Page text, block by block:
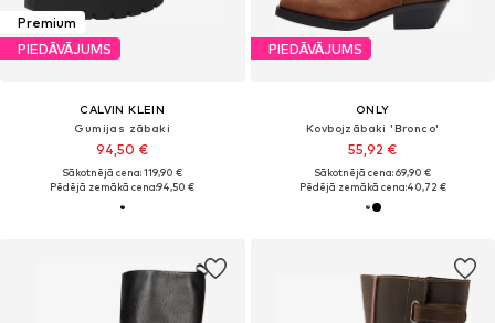
Premium
PIEDĀVĀJUMS
CALVIN KLEIN
Gumijas zābaki
94,50 €
Sākotnējā cena: 119,90 €
Pēdējā zemākā cena:94,50 €
PIEDĀVĀJUMS
ONLY
Kovbojzābaki 'Bronco'
55,92 €
Sākotnējā cena: 69,90 €
Pēdējā zemākā cena:40,72 €